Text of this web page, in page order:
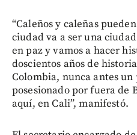
“Caleños y caleñas
ciudad va a ser una
en paz y vamos a hacer
doscientos años de
Colombia, nunca antes
posesionado por fuera de
aquí, en Cali”, manifestó.